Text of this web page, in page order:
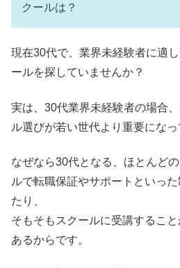
クールは？
現在30代で、業界未経験者に適
ールを探していませんか？
実は、30代業界未経験者の場合
ル選びが若い世代より重要になっ
なぜなら30代となる、ほとんど
ルで転職保証やサポートといっ
たり、
そもそもスクールに受講するこ
あるからです。